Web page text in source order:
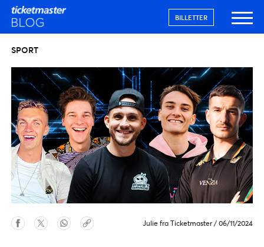
BILLETTER
SPORT
Julie fra Ticketmaster / 06/11/2024